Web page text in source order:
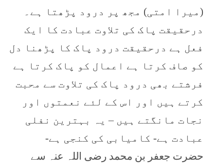
(میرا امتی) مجھ پر درود پڑھتا ہے۔
درحقیقت پاک کی تلاوت عبادت کا ایک
فعل ہے درحقیقت درود پاک کا پڑھنا دل
کو صاف کرتا ہے اعمال کو پاک کرتا ہے
فرشتے بھی درود پاک کی تلاوت سے محبت
کرتے ہیں اور اس کے لئے نعمتوں اور
نجات مانگتے ہیں – یہ بہترین نفلی
عبادت ہے- کامیابی کی کنجی ہے-
حضرت جعفر بن محمد رضی اللہ عنہ سے